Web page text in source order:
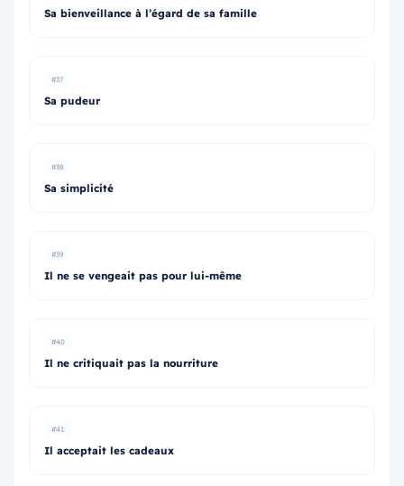
Sa bienveillance à l’égard de sa famille
#37
Sa pudeur
#38
Sa simplicité
#39
Il ne se vengeait pas pour lui-même
#40
Il ne critiquait pas la nourriture
#41
Il acceptait les cadeaux